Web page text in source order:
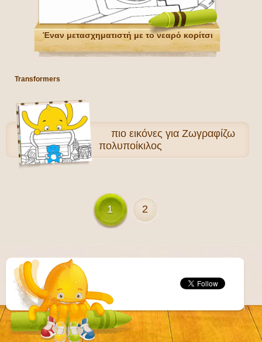
Έναν μετασχηματιστή με το νεαρό κορίτσι
Transformers
πιο εικόνες για Ζωγραφίζω
πολυποίκιλος
1 2